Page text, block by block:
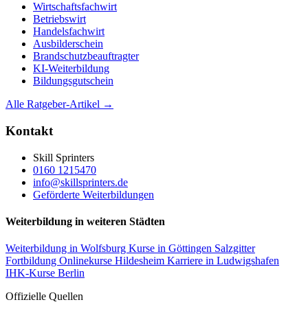
Wirtschaftsfachwirt
Betriebswirt
Handelsfachwirt
Ausbilderschein
Brandschutzbeauftragter
KI-Weiterbildung
Bildungsgutschein
Alle Ratgeber-Artikel →
Kontakt
Skill Sprinters
0160 1215470
info@skillsprinters.de
Geförderte Weiterbildungen
Weiterbildung in weiteren Städten
Weiterbildung in Wolfsburg Kurse in Göttingen Salzgitter
Fortbildung Onlinekurse Hildesheim Karriere in Ludwigshafen
IHK-Kurse Berlin
Offizielle Quellen